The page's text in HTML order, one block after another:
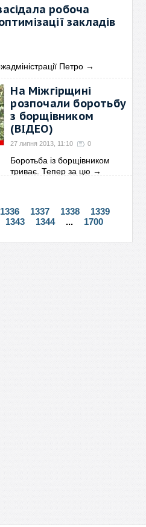
та взяття штурмом→
робоча
закладів
Петро →
На Міжгірщині
розпочали боротьбу
з борщівником
(ВІДЕО)
27 липня 2013, 11:10 0
Боротьба із борщівником
триває. Тепер за цю →
1336 1337 1338
1339
1343 1344 ... 1700